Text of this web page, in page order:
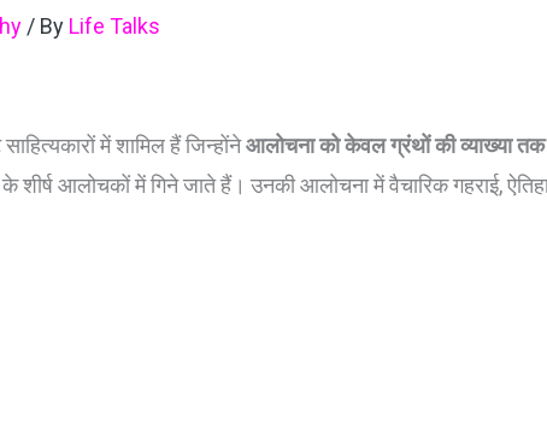
/ By Life Talks
में शामिल हैं जिन्होंनेआलोचना को केवल ग्रंथों की व्याख्या
के शीर्ष आलोचकों में गिने जाते हैं। उनकी आलोचना में वैचारिक गहराई,